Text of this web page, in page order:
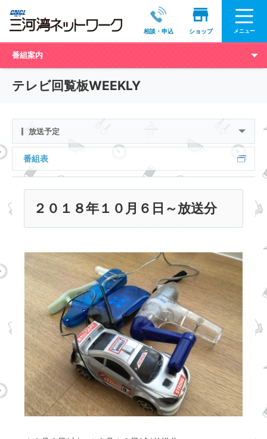
相談・申込 ショップ メニュー
番組案内
テレビ回覧板WEEKLY
放送予定
番組表
２０１８年１０月６日～放送分